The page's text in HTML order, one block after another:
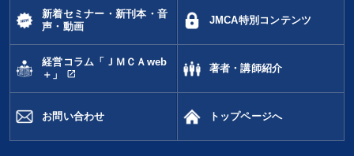
新着セミナー・新刊本・音
声・動画
JMCA特別コンテンツ
経営コラム「ＪＭＣＡweb
＋」
open_in_new
著者・講師紹介
お問い合わせ トップページへ